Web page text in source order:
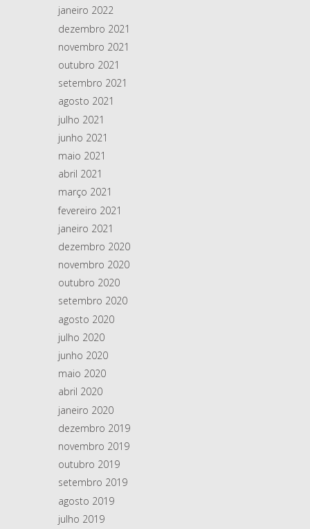
janeiro 2022
dezembro 2021
novembro 2021
outubro 2021
setembro 2021
agosto 2021
julho 2021
junho 2021
maio 2021
abril 2021
março 2021
fevereiro 2021
janeiro 2021
dezembro 2020
novembro 2020
outubro 2020
setembro 2020
agosto 2020
julho 2020
junho 2020
maio 2020
abril 2020
janeiro 2020
dezembro 2019
novembro 2019
outubro 2019
setembro 2019
agosto 2019
julho 2019